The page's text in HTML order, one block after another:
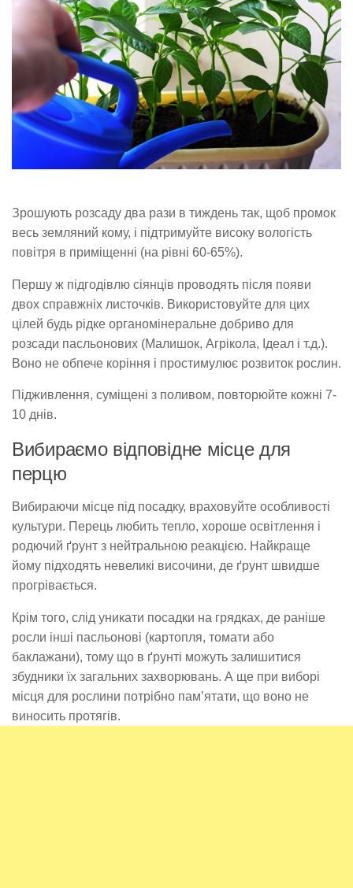
Зрошують розсаду два рази в тиждень так, щоб промок
весь земляний кому, і підтримуйте високу вологість
повітря в приміщенні (на рівні 60-65%).
Першу ж підгодівлю сіянців проводять після появи
двох справжніх листочків. Використовуйте для цих
цілей будь рідке органомінеральне добриво для
розсади пасльонових (Малишок, Агрікола, Ідеал і т.д.).
Воно не обпече коріння і простимулює розвиток рослин.
Підживлення, суміщені з поливом, повторюйте кожні 7-
10 днів.
Вибираємо відповідне місце для
перцю
Вибираючи місце під посадку, враховуйте особливості
культури. Перець любить тепло, хороше освітлення і
родючий ґрунт з нейтральною реакцією. Найкраще
йому підходять невеликі височини, де ґрунт швидше
прогрівається.
Крім того, слід уникати посадки на грядках, де раніше
росли інші пасльонові (картопля, томати або
баклажани), тому що в ґрунті можуть залишитися
збудники їх загальних захворювань. А ще при виборі
місця для рослини потрібно пам’ятати, що воно не
виносить протягів.